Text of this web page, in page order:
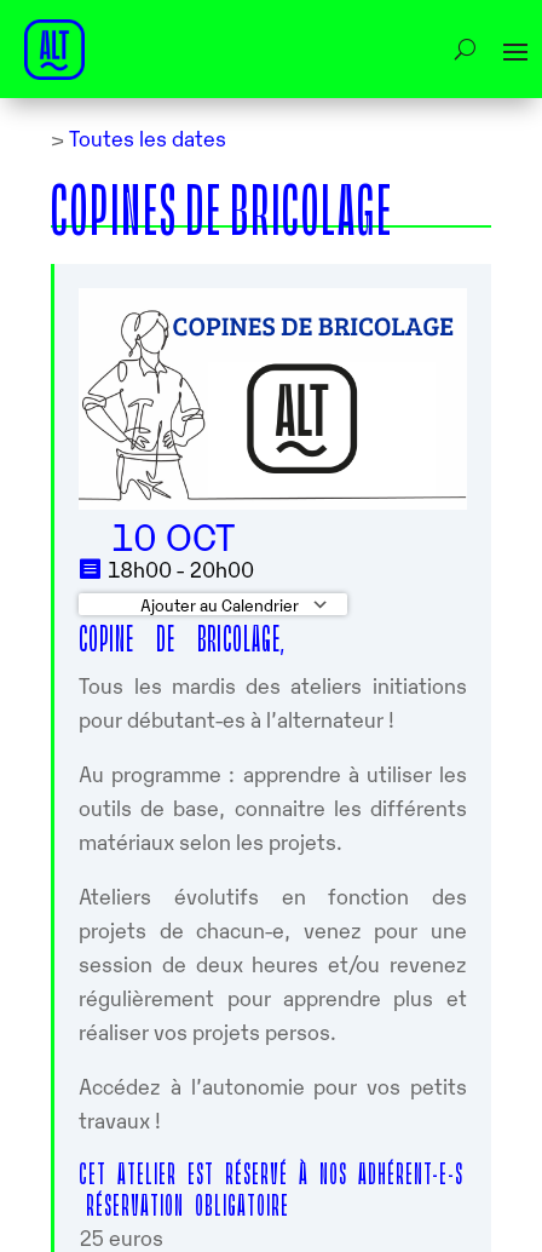
> Toutes les dates
COPINES DE BRICOLAGE
10 OCT
18h00 - 20h00
Ajouter au Calendrier
Télécharger ICS
COPINE DE BRICOLAGE,
Tous les mardis des ateliers initiations
pour débutant-es à l’alternateur !
Au programme : apprendre à utiliser les
outils de base, connaitre les différents
matériaux selon les projets.
Ateliers évolutifs en fonction des
projets de chacun-e, venez pour une
session de deux heures et/ou revenez
régulièrement pour apprendre plus et
réaliser vos projets persos.
Accédez à l’autonomie pour vos petits
travaux !
CET ATELIER EST RÉSERVÉ À NOS ADHÉRENT-E-S
RÉSERVATION OBLIGATOIRE
25 euros